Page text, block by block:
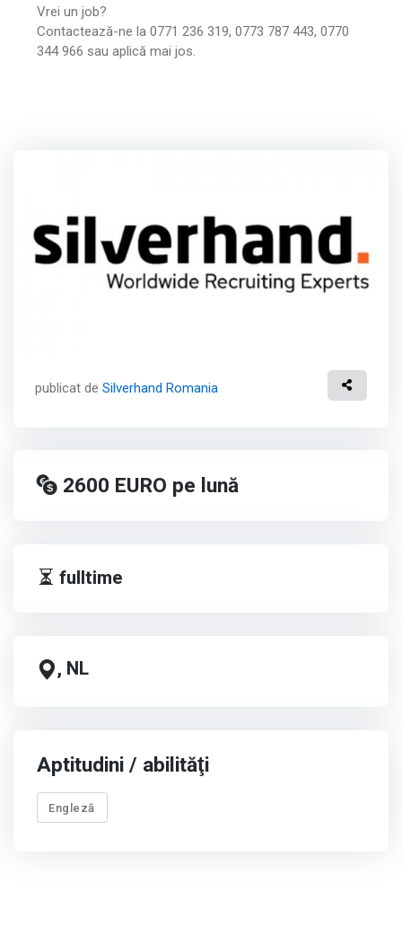
Vrei un job?
Contactează-ne la 0771 236 319, 0773 787 443, 0770
344 966 sau aplică mai jos.
publicat de Silverhand Romania
2600 EURO pe lună
fulltime
, NL
Aptitudini / abilităţi
Engleză